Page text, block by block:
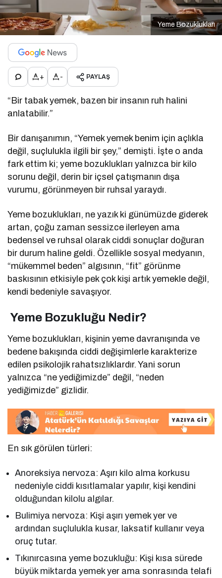
Yeme Bozuklukları
+ - PAYLAŞ
“Bir tabak yemek, bazen bir insanın ruh halini
anlatabilir.”
Bir danışanımın, “Yemek yemek benim için açlıkla
değil, suçlulukla ilgili bir şey,” demişti. İşte o anda
fark ettim ki; yeme bozuklukları yalnızca bir kilo
sorunu değil, derin bir içsel çatışmanın dışa
vurumu, görünmeyen bir ruhsal yaraydı.
Yeme bozuklukları, ne yazık ki günümüzde giderek
artan, çoğu zaman sessizce ilerleyen ama
bedensel ve ruhsal olarak ciddi sonuçlar doğuran
bir durum haline geldi. Özellikle sosyal medyanın,
“mükemmel beden” algısının, “fit” görünme
baskısının etkisiyle pek çok kişi artık yemekle değil,
kendi bedeniyle savaşıyor.
Yeme Bozukluğu Nedir?
Yeme bozuklukları, kişinin yeme davranışında ve
bedene bakışında ciddi değişimlerle karakterize
edilen psikolojik rahatsızlıklardır. Yani sorun
yalnızca “ne yediğimizde” değil, “neden
yediğimizde” gizlidir.
En sık görülen türleri:
Anoreksiya nervoza: Aşırı kilo alma korkusu
nedeniyle ciddi kısıtlamalar yapılır, kişi kendini
olduğundan kilolu algılar.
Bulimiya nervoza: Kişi aşırı yemek yer ve
ardından suçlulukla kusar, laksatif kullanır veya
oruç tutar.
Tıkınırcasına yeme bozukluğu: Kişi kısa sürede
büyük miktarda yemek yer ama sonrasında telafi